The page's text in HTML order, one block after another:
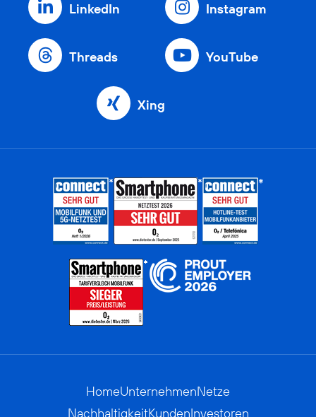
LinkedIn Instagram
Threads YouTube
Xing
HomeUnternehmenNetze
NachhaltigkeitKundenInvestoren